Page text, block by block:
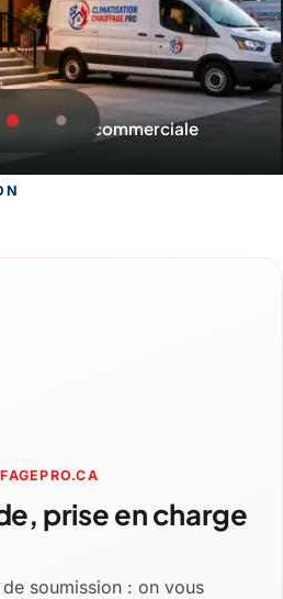
l'hiver québécois
prise en charge
soumission : on vous